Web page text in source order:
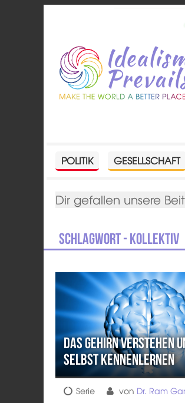
POLITIK GESELLSCHAFT
Dir gefallen unsere
Schlagwort - Kollektiv
Das Gehirn verstehen
Selbst kennenlernen
Serie von Dr. Ram